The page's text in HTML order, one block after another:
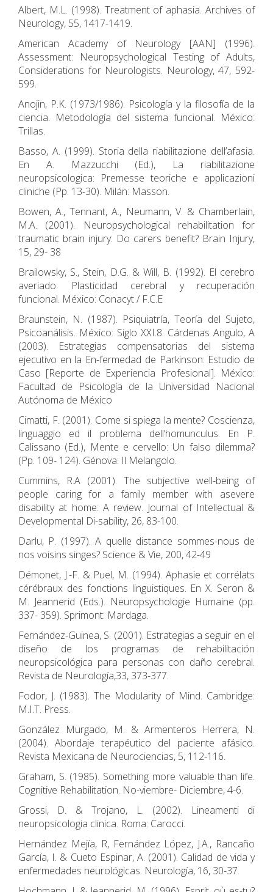
Albert, M.L. (1998). Treatment of aphasia. Archives of
Neurology, 55, 1417-1419.
American Academy of Neurology [AAN] (1996).
Assessment: Neuropsychological Testing of Adults,
Considerations for Neurologists. Neurology, 47, 592-
599.
Anojin, P.K. (1973/1986). Psicología y la filosofía de la
ciencia. Metodología del sistema funcional. México:
Trillas.
Basso, A. (1999). Storia della riabilitazione dell’afasia.
En A. Mazzucchi (Ed.), La riabilitazione
neuropsicologica: Premesse teoriche e applicazioni
cliniche (Pp. 13-30). Milán: Masson.
Bowen, A., Tennant, A., Neumann, V. & Chamberlain,
M.A. (2001). Neuropsychological rehabilitation for
traumatic brain injury: Do carers benefit? Brain Injury,
15, 29- 38
Brailowsky, S., Stein, D.G. & Will, B. (1992). El cerebro
averiado: Plasticidad cerebral y recuperación
funcional. México: Conacyt / F.C.E
Braunstein, N. (1987). Psiquiatría, Teoría del Sujeto,
Psicoanálisis. México: Siglo XXI.8. Cárdenas Angulo, A
(2003). Estrategias compensatorias del sistema
ejecutivo en la En-fermedad de Parkinson: Estudio de
Caso [Reporte de Experiencia Profesional]. México:
Facultad de Psicología de la Universidad Nacional
Autónoma de México
Cimatti, F. (2001). Come si spiega la mente? Coscienza,
linguaggio ed il problema dell’homunculus. En P.
Calissano (Ed.), Mente e cervello: Un falso dilemma?
(Pp. 109- 124). Génova: Il Melangolo.
Cummins, R.A (2001). The subjective well-being of
people caring for a family member with asevere
disability at home: A review. Journal of Intellectual &
Developmental Di-sability, 26, 83-100.
Darlu, P. (1997). A quelle distance sommes-nous de
nos voisins singes? Science & Vie, 200, 42-49
Démonet, J.-F. & Puel, M. (1994). Aphasie et corrélats
cérébraux des fonctions linguistiques. En X. Seron &
M. Jeannerid (Eds.). Neuropsychologie Humaine (pp.
337- 359). Sprimont: Mardaga.
Fernández-Guinea, S. (2001). Estrategias a seguir en el
diseño de los programas de rehabilitación
neuropsicológica para personas con daño cerebral.
Revista de Neurología,33, 373-377.
Fodor, J. (1983). The Modularity of Mind. Cambridge:
M.I.T. Press.
González Murgado, M. & Armenteros Herrera, N.
(2004). Abordaje terapéutico del paciente afásico.
Revista Mexicana de Neurociencias, 5, 112-116.
Graham, S. (1985). Something more valuable than life.
Cognitive Rehabilitation. No-viembre- Diciembre, 4-6.
Grossi, D. & Trojano, L. (2002). Lineamenti di
neuropsicologia clinica. Roma: Carocci.
Hernández Mejía, R, Fernández López, J.A., Rancaño
García, I. & Cueto Espinar, A. (2001). Calidad de vida y
enfermedades neurológicas. Neurología, 16, 30-37.